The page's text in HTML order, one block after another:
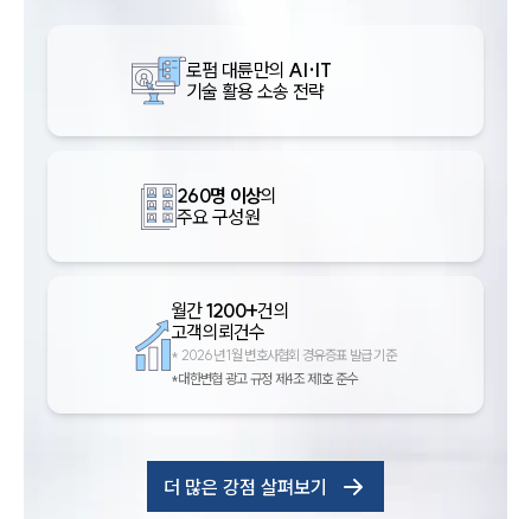
로펌 대륜만의 AI·IT
기술 활용 소송 전략
260명 이상의
주요 구성원
월간1200+건의
고객의뢰건수
* 2026년 1월 변호사협회 경유증표 발급 기준
*대한변협 광고 규정 제4조 제1호 준수
더 많은 강점 살펴보기